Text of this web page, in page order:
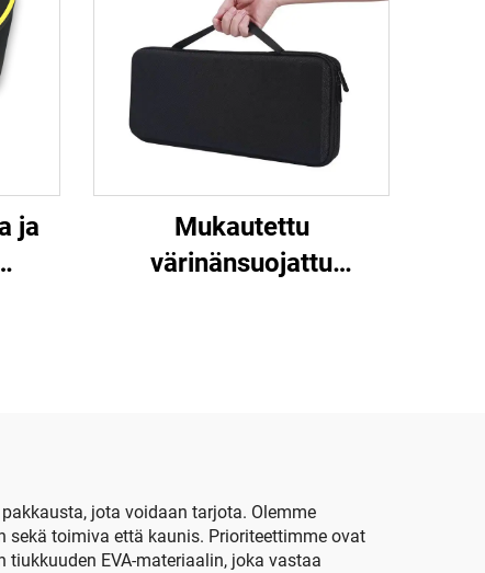
ja
Mukautettu
värinänsuojattu
jota voidaan tarjota. Olemme
sekä toimiva että kaunis. Prioriteettimme ovat
EVA-materiaalin, joka vastaa